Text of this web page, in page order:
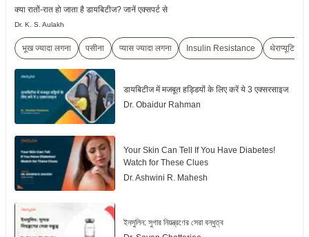
क्या रातों-रात हो जाता है डायबिटीज? जानें एक्सपर्ट से
Dr. K. S. Aulakh
भूख ज्यादा लगना पसीना प्यास ज्यादा लगना Insulin Resistance थेराप्यूटिक
डायबिटीज में मजबूत हड्डियों के लिए करें ये 3 एक्सरसाइज
Dr. Obaidur Rahman
Your Skin Can Tell If You Have Diabetes!
Watch for These Clues
Dr. Ashwini R. Mahesh
ইনসুলিন: সুগার নিয়ন্ত্রণের সেরা বন্ধুত্ব